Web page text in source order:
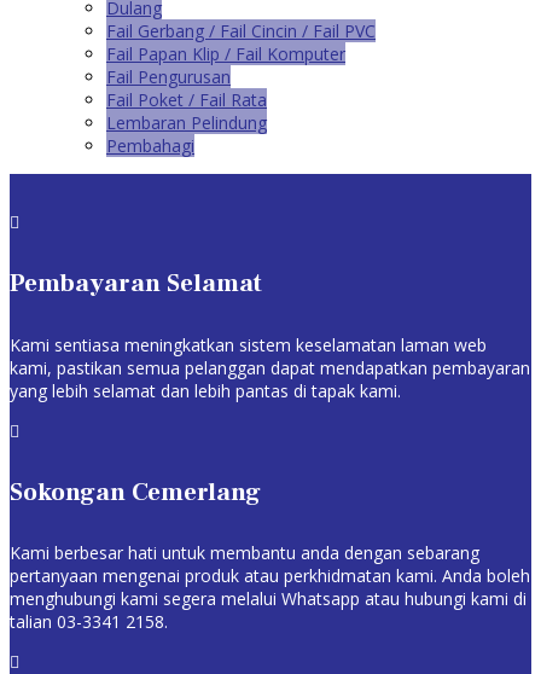
Dulang
Fail Gerbang / Fail Cincin / Fail PVC
Fail Papan Klip / Fail Komputer
Fail Pengurusan
Fail Poket / Fail Rata
Lembaran Pelindung
Pembahagi

Pembayaran Selamat
Kami sentiasa meningkatkan sistem keselamatan laman web
kami, pastikan semua pelanggan dapat mendapatkan pembayaran
yang lebih selamat dan lebih pantas di tapak kami.

Sokongan Cemerlang
Kami berbesar hati untuk membantu anda dengan sebarang
pertanyaan mengenai produk atau perkhidmatan kami. Anda boleh
menghubungi kami segera melalui Whatsapp atau hubungi kami di
talian 03-3341 2158.
